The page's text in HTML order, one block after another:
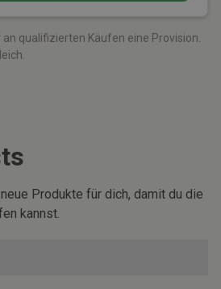
qualifizierten Käufen eine Provision.
Produkte für dich, damit du die
kannst.